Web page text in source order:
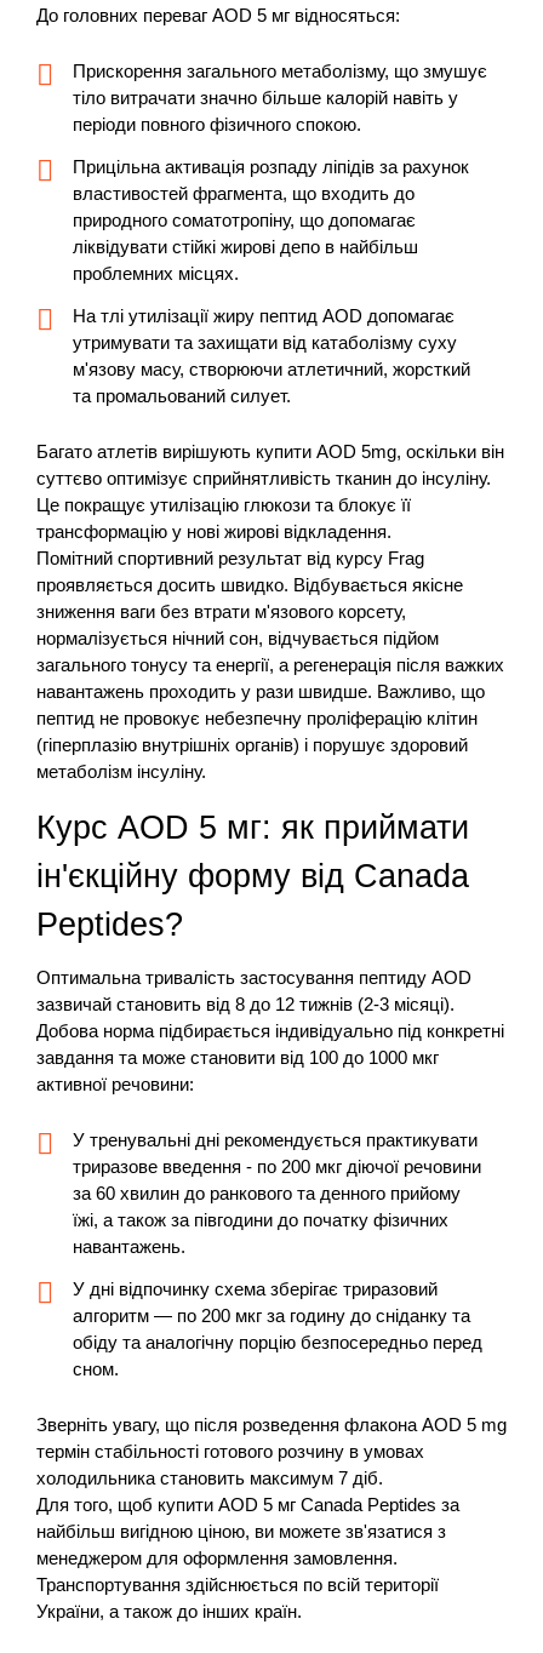
До головних переваг AOD 5 мг відносяться:
Прискорення загального метаболізму, що змушує
тіло витрачати значно більше калорій навіть у
періоди повного фізичного спокою.
Прицільна активація розпаду ліпідів за рахунок
властивостей фрагмента, що входить до
природного соматотропіну, що допомагає
ліквідувати стійкі жирові депо в найбільш
проблемних місцях.
На тлі утилізації жиру пептид AOD допомагає
утримувати та захищати від катаболізму суху
м'язову масу, створюючи атлетичний, жорсткий
та промальований силует.
Багато атлетів вирішують купити AOD 5mg, оскільки він
суттєво оптимізує сприйнятливість тканин до інсуліну.
Це покращує утилізацію глюкози та блокує її
трансформацію у нові жирові відкладення.
Помітний спортивний результат від курсу Frag
проявляється досить швидко. Відбувається якісне
зниження ваги без втрати м'язового корсету,
нормалізується нічний сон, відчувається підйом
загального тонусу та енергії, а регенерація після важких
навантажень проходить у рази швидше. Важливо, що
пептид не провокує небезпечну проліферацію клітин
(гіперплазію внутрішніх органів) і порушує здоровий
метаболізм інсуліну.
Курс AOD 5 мг: як приймати
ін'єкційну форму від Canada
Peptides?
Оптимальна тривалість застосування пептиду AOD
зазвичай становить від 8 до 12 тижнів (2-3 місяці).
Добова норма підбирається індивідуально під конкретні
завдання та може становити від 100 до 1000 мкг
активної речовини:
У тренувальні дні рекомендується практикувати
триразове введення - по 200 мкг діючої речовини
за 60 хвилин до ранкового та денного прийому
їжі, а також за півгодини до початку фізичних
навантажень.
У дні відпочинку схема зберігає триразовий
алгоритм — по 200 мкг за годину до сніданку та
обіду та аналогічну порцію безпосередньо перед
сном.
Зверніть увагу, що після розведення флакона AOD 5 mg
термін стабільності готового розчину в умовах
холодильника становить максимум 7 діб.
Для того, щоб купити AOD 5 мг Canada Peptides за
найбільш вигідною ціною, ви можете зв'язатися з
менеджером для оформлення замовлення.
Транспортування здійснюється по всій території
України, а також до інших країн.